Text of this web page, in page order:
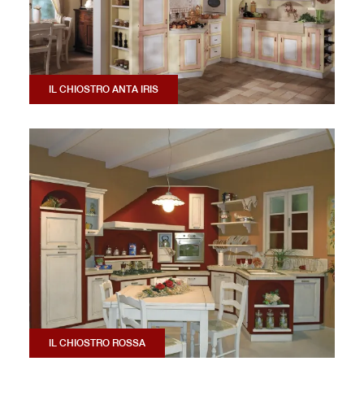
IL CHIOSTRO ANTA IRIS
IL CHIOSTRO ROSSA